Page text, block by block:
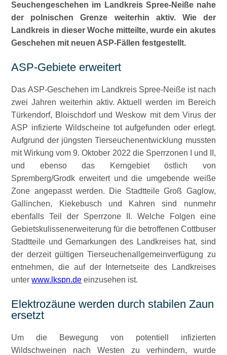
Seuchengeschehen im Landkreis Spree-Neiße nahe
der polnischen Grenze weiterhin aktiv. Wie der
Landkreis in dieser Woche mitteilte, wurde ein akutes
Geschehen mit neuen ASP-Fällen festgestellt.
ASP-Gebiete erweitert
Das ASP-Geschehen im Landkreis Spree-Neiße ist nach
zwei Jahren weiterhin aktiv. Aktuell werden im Bereich
Türkendorf, Bloischdorf und Weskow mit dem Virus der
ASP infizierte Wildscheine tot aufgefunden oder erlegt.
Aufgrund der jüngsten Tierseuchenentwicklung mussten
mit Wirkung vom 9. Oktober 2022 die Sperrzonen I und II,
und ebenso das Kerngebiet östlich von
Spremberg/Grodk erweitert und die umgebende weiße
Zone angepasst werden. Die Stadtteile Groß Gaglow,
Gallinchen, Kiekebusch und Kahren sind nunmehr
ebenfalls Teil der Sperrzone II. Welche Folgen eine
Gebietskulissenerweiterung für die betroffenen Cottbuser
Stadtteile und Gemarkungen des Landkreises hat, sind
der derzeit gültigen Tierseuchenallgemeinverfügung zu
entnehmen, die auf der Internetseite des Landkreises
unterwww.lkspn.de einzusehen ist.
Elektrozäune werden durch stabilen Zaun
ersetzt
Um die Bewegung von potentiell infizierten
Wildschweinen nach Westen zu verhindern, wurde